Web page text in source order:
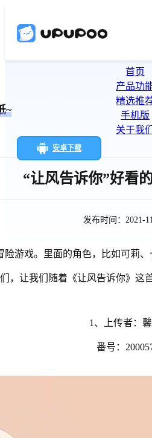
首页
产品功
精选推
手机版
关于我们
安卓下载
~
“让风告诉你”好看
发布时间：2021-
险游戏。里面的角色，比如可莉
，让我们随着《让风告诉你》这
1、上传者：
番号：